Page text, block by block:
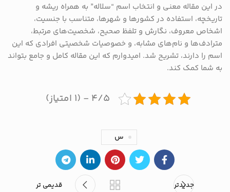
در این مقاله معنی و انتخاب اسم “سلاله” به همراه ریشه و
تاریخچه، استفاده در کشورها و شهرها، متناسب با جنسیت،
اشخاص معروف، نگارش و تلفظ صحیح، شخصیت‌های مرتبط،
مترادف‌ها و نام‌های مشابه، و خصوصیات شخصیتی افرادی که این
اسم را دارند، تشریح شد. امیدوارم که این مقاله کامل و جامع بتواند
به شما کمک کند.
۴/۵ - (۱ امتیاز)
س
جدیدتر قدیمی تر